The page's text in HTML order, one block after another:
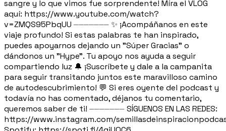
sangre y lo que vimos fue sorprendente! Míra el VLOG
aquí: https://www.youtube.com/watch?
v=ZMQS95PbqUU ⏤⏤⏤⏤⏤⏤⏤ ✨ ¡Acompáñanos en este
viaje profundo! Si estas palabras te han inspirado,
puedes apoyarnos dejando un "Súper Gracias" o
dándonos un "Hype". Tu apoyo nos ayuda a seguir
compartiendo luz 🔔 ¡Suscríbete y dale a la campanita
para seguir transitando juntos este maravilloso camino
de autodescubrimiento! 💬 Si eres oyente del podcast y
todavía no has comentado, déjanos tu comentario,
queremos saber de ti! ⏤⏤⏤⏤⏤⏤⏤ SÍGUENOS EN LAS REDES:
https://www.instagram.com/